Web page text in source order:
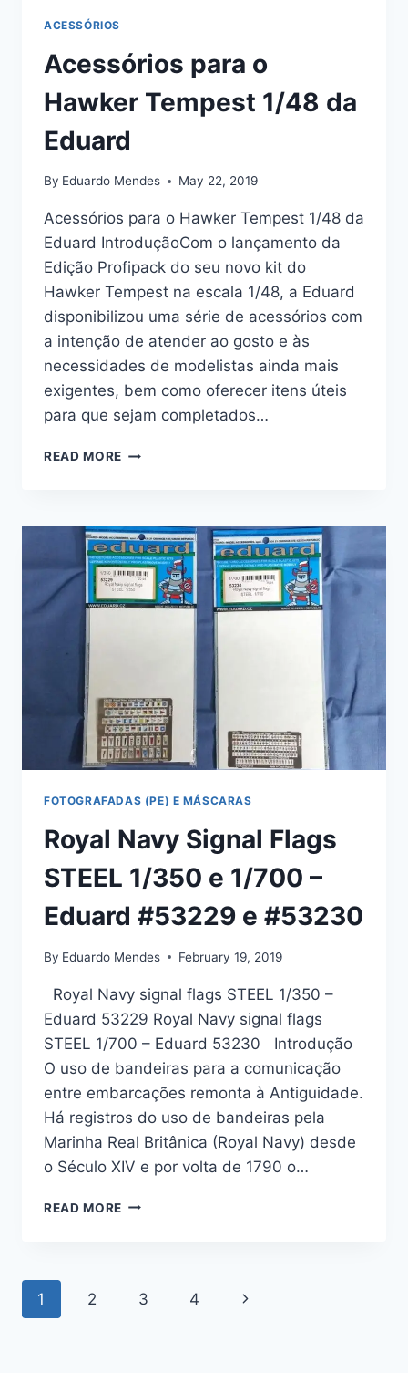
ACESSÓRIOS
Acessórios para o
Hawker Tempest 1/48 da
Eduard
By Eduardo Mendes May 22, 2019
Acessórios para o Hawker Tempest 1/48 da
Eduard IntroduçãoCom o lançamento da
Edição Profipack do seu novo kit do
Hawker Tempest na escala 1/48, a Eduard
disponibilizou uma série de acessórios com
a intenção de atender ao gosto e às
necessidades de modelistas ainda mais
exigentes, bem como oferecer itens úteis
para que sejam completados…
READ MORE ACESSÓRIOS
TEMPEST
1/48
DA
EDUARD
FOTOGRAFADAS (PE) E MÁSCARAS
Royal Navy Signal Flags
STEEL 1/350 e 1/700 –
Eduard #53229 e #53230
By Eduardo Mendes February 19, 2019
Royal Navy signal flags STEEL 1/350 –
Eduard 53229 Royal Navy signal flags
STEEL 1/700 – Eduard 53230 Introdução
O uso de bandeiras para a comunicação
entre embarcações remonta à Antiguidade.
Há registros do uso de bandeiras pela
Marinha Real Britânica (Royal Navy) desde
o Século XIV e por volta de 1790 o…
READ MORE ROYAL
1/350
Page
1 2 3 4